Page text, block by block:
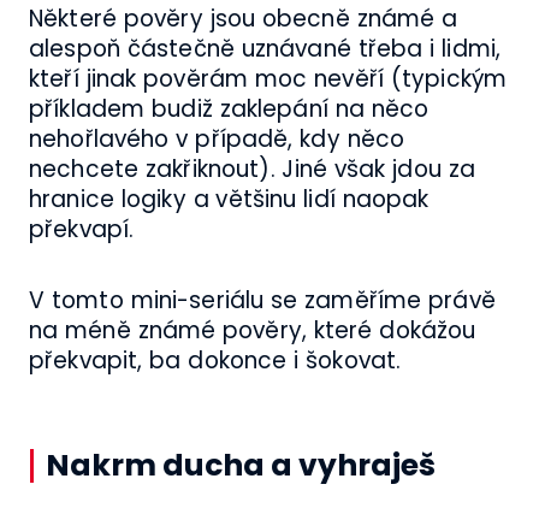
Některé pověry jsou obecně známé a
alespoň částečně uznávané třeba i lidmi,
kteří jinak pověrám moc nevěří (typickým
příkladem budiž zaklepání na něco
nehořlavého v případě, kdy něco
nechcete zakřiknout). Jiné však jdou za
hranice logiky a většinu lidí naopak
překvapí.
V tomto mini-seriálu se zaměříme právě
na méně známé pověry, které dokážou
překvapit, ba dokonce i šokovat.
Nakrm ducha a vyhraješ